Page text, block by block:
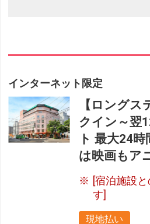
インターネット限定
【ロングス
クイン～翌
ト 最大24
は映画もア
[宿泊施設
す]
現地払い
フリーセレクション・クーポ
フリーセレクションをご利用いた